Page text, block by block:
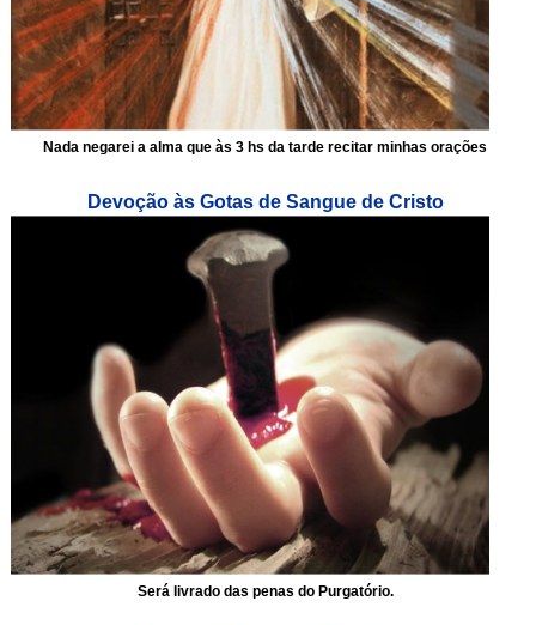
Nada negarei a alma que às 3 hs da tarde recitar minhas orações
Devoção às Gotas de Sangue de Cristo
Será livrado das penas do Purgatório.